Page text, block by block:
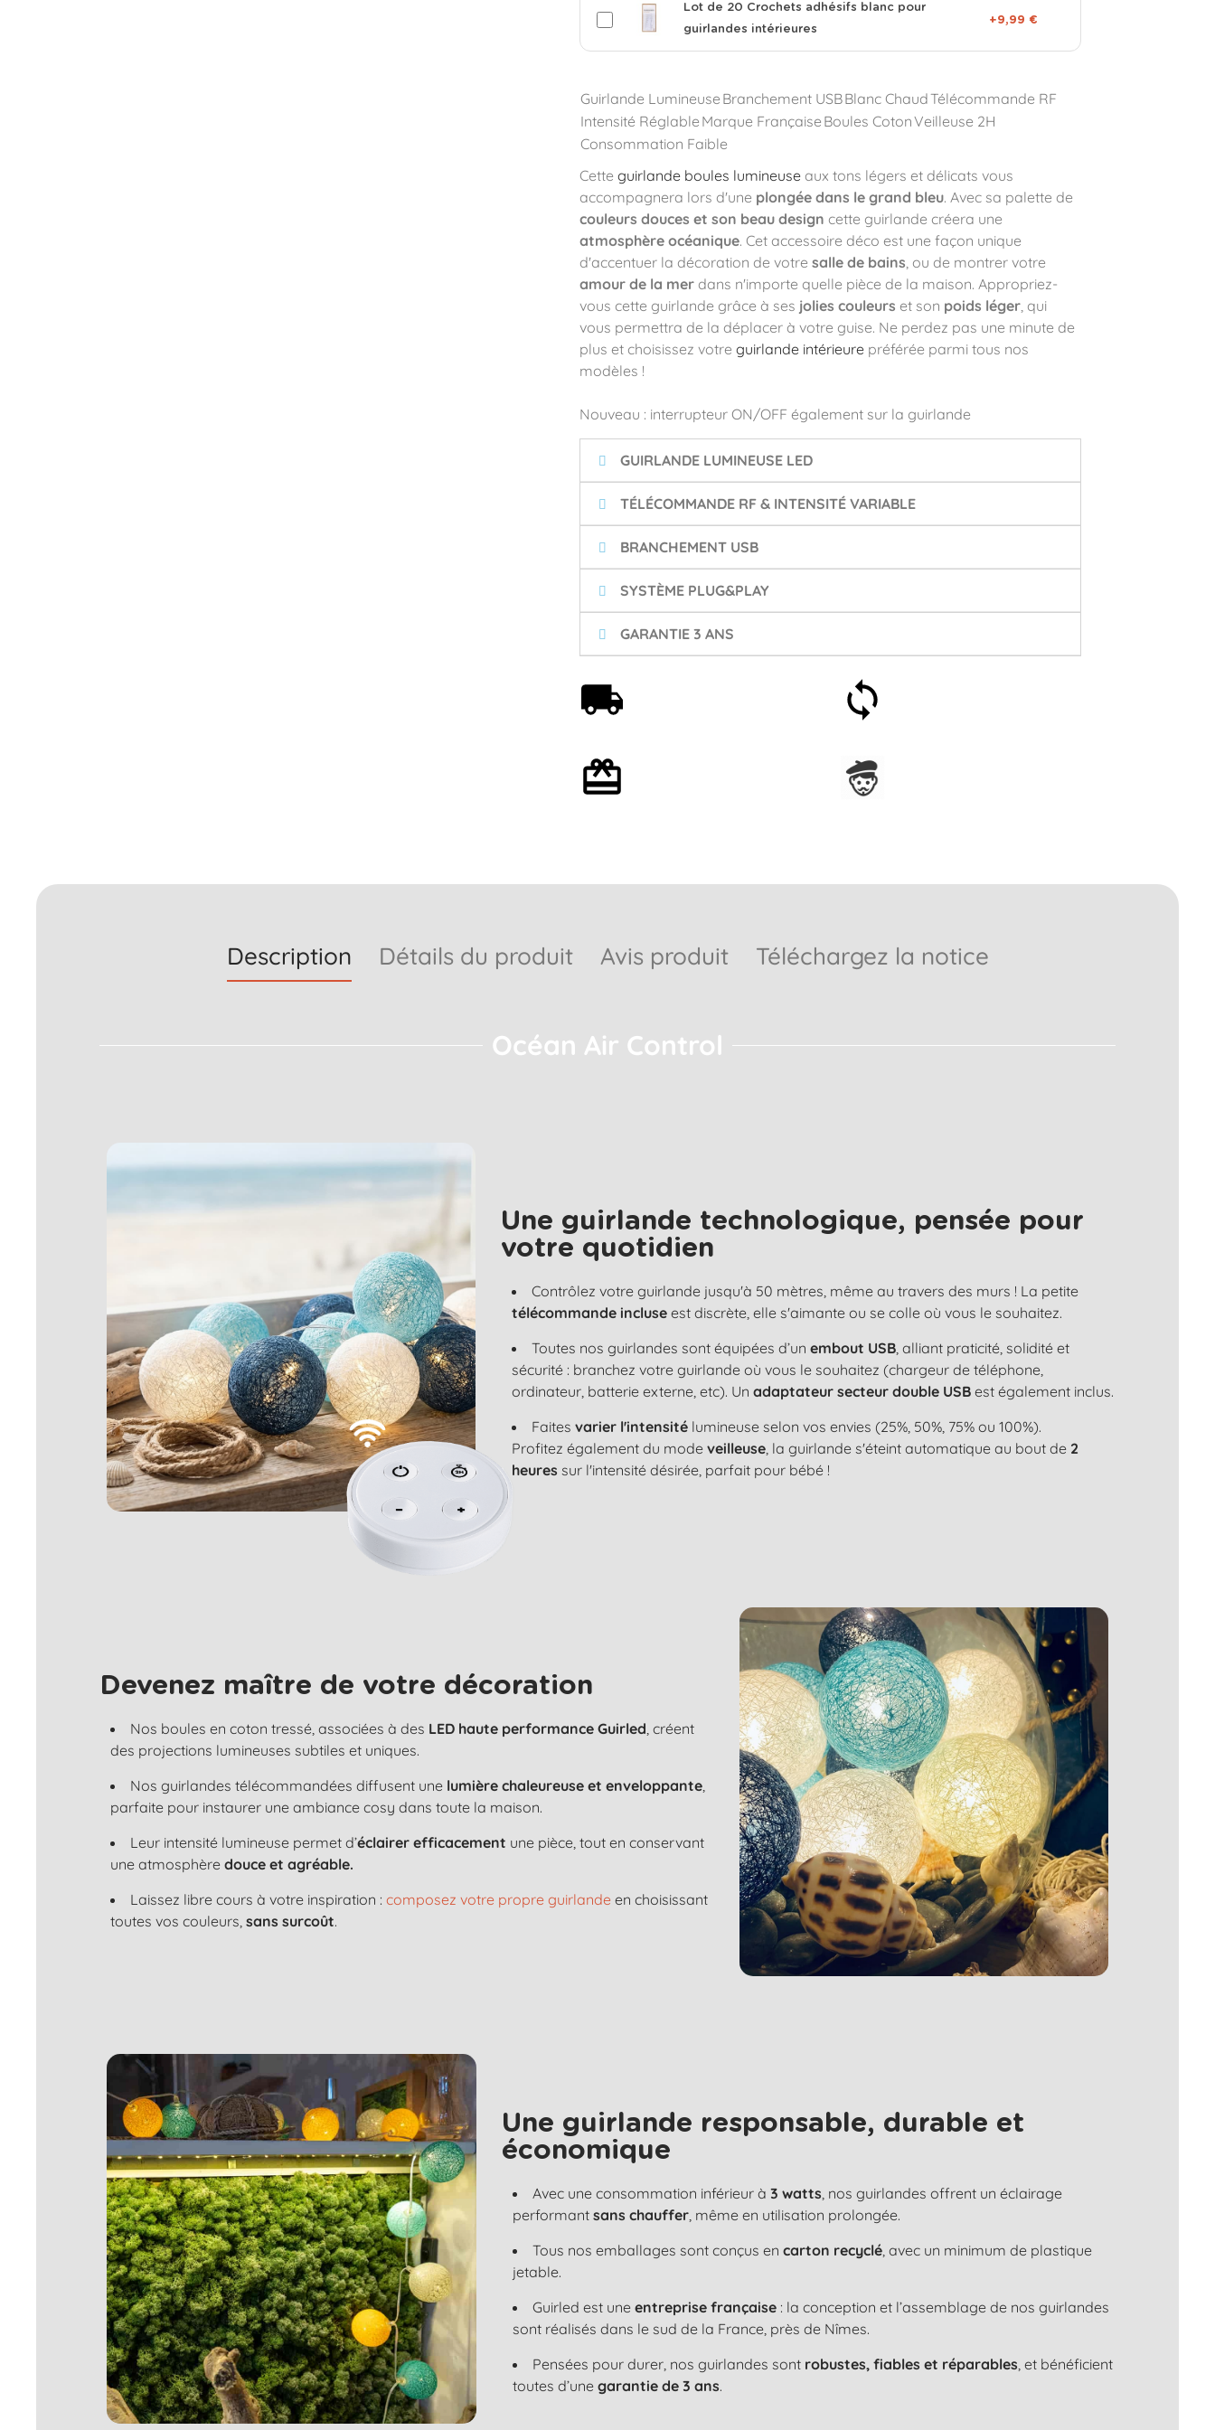
Lot de 20 Crochets adhésifs blanc pour
guirlandes intérieures
+9,99 €
Guirlande Lumineuse Branchement USBBlanc ChaudTélécommande RF
Intensité Réglable Marque Française Boules CotonVeilleuse 2H
Consommation Faible
Cette guirlande boules lumineuseaux tons légers et délicats vous
accompagnera lors d'une plongée dans le grand bleu. Avec sa palette de
couleurs douces et son beau design cette guirlande créera une
atmosphère océanique. Cet accessoire déco est une façon unique
d'accentuer la décoration de votre salle de bains, ou de montrer votre
amour de la merdans n'importe quelle pièce de la maison. Appropriez-
vous cette guirlande grâce à ses jolies couleurs et son poids léger, qui
vous permettra de la déplacer à votre guise. Ne perdez pas une minute de
plus et choisissez votre guirlande intérieurepréférée parmi tous nos
modèles !
Nouveau : interrupteur ON/OFF également sur la guirlande
GUIRLANDE LUMINEUSE LED
TÉLÉCOMMANDE RF & INTENSITÉ VARIABLE
BRANCHEMENT USB
SYSTÈME PLUG&PLAY
GARANTIE 3 ANS
Description Détails du produit Avis produit Téléchargez la notice
Océan Air Control
Une guirlande technologique, pensée pour
votre quotidien
Contrôlez votre guirlande jusqu'à 50 mètres, même au travers des murs ! La petite
télécommande incluseest discrète, elle s'aimante ou se colle où vous le souhaitez.
Toutes nos guirlandes sont équipées d’unembout USB, alliant praticité, solidité et
sécurité : branchez votre guirlande où vous le souhaitez (chargeur de téléphone,
ordinateur, batterie externe, etc). Unadaptateur secteur double USB est également inclus.
Faitesvarier l'intensité lumineuse selon vos envies (25%, 50%, 75% ou 100%).
Profitez également du modeveilleuse, la guirlande s'éteint automatique au bout de 2
heures sur l'intensité désirée, parfait pour bébé !
Devenez maître de votre décoration
Nos boules en coton tressé, associées à des LED haute performance Guirled, créent
des projections lumineuses subtiles et uniques.
Nos guirlandes télécommandées diffusent une lumière chaleureuse et enveloppante,
parfaite pour instaurer une ambiance cosy dans toute la maison.
Leur intensité lumineuse permet d’éclairer efficacement une pièce, tout en conservant
une atmosphère douce et agréable.
Laissez libre cours à votre inspiration : composez votre propre guirlande en choisissant
toutes vos couleurs, sans surcoût.
Une guirlande responsable, durable et
économique
Avec une consommation inférieur à 3 watts, nos guirlandes offrent un éclairage
performant sans chauffer, même en utilisation prolongée.
Tous nos emballages sont conçus en carton recyclé, avec un minimum de plastique
jetable.
Guirled est une entreprise française: la conception et l’assemblage de nos guirlandes
sont réalisés dans le sud de la France, près de Nîmes.
Pensées pour durer, nos guirlandes sont robustes, fiables et réparables, et bénéficient
toutes d’une garantie de 3 ans.